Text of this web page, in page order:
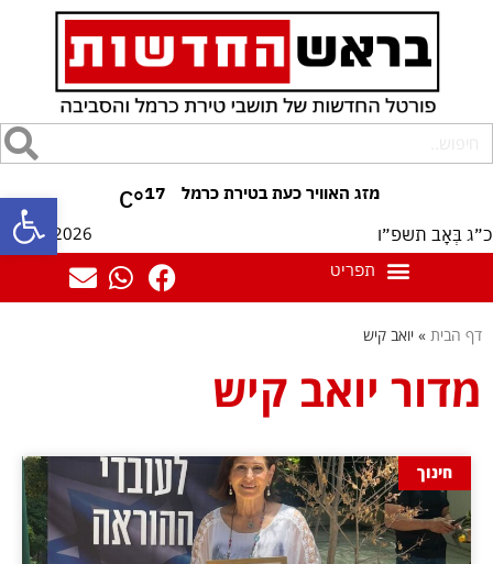
פתח 17
°C
כ״ג בְּאָב תשפ״ו 06/08/2026
דף הבית » יואב קיש
מדור יואב קיש
חינוך